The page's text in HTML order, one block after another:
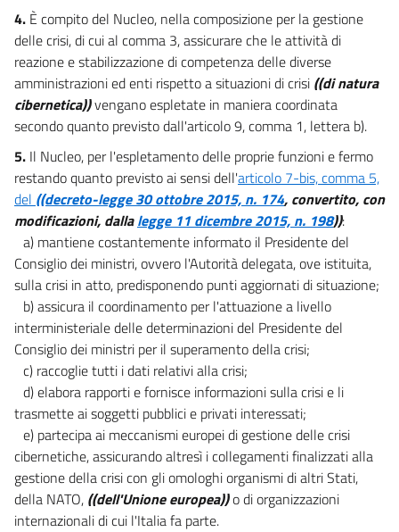
4. È compito del Nucleo, nella composizione per la gestione
delle crisi, di cui al comma 3, assicurare che le attività di
reazione e stabilizzazione di competenza delle diverse
amministrazioni ed enti rispetto a situazioni di crisi ((di natura
cibernetica))vengano espletate in maniera coordinata
secondo quanto previsto dall'articolo 9, comma 1, lettera b).
5. Il Nucleo, per l'espletamento delle proprie funzioni e fermo
restando quanto previsto ai sensi dell'articolo 7-bis, comma 5,
del ((decreto-legge 30 ottobre 2015, n. 174, convertito, con
modificazioni, dallalegge 11 dicembre 2015, n. 198)):
a) mantiene costantemente informato il Presidente del
Consiglio dei ministri, ovvero l'Autorità delegata, ove istituita,
sulla crisi in atto, predisponendo punti aggiornati di situazione;
b) assicura il coordinamento per l'attuazione a livello
interministeriale delle determinazioni del Presidente del
Consiglio dei ministri per il superamento della crisi;
c) raccoglie tutti i dati relativi alla crisi;
d) elabora rapporti e fornisce informazioni sulla crisi e li
trasmette ai soggetti pubblici e privati interessati;
e) partecipa ai meccanismi europei di gestione delle crisi
cibernetiche, assicurando altresì i collegamenti finalizzati alla
gestione della crisi con gli omologhi organismi di altri Stati,
della NATO, ((dell'Unione europea))o di organizzazioni
internazionali di cui l'Italia fa parte.